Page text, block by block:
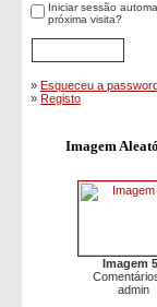
Iniciar sessão
próxima visita?
» Esqueceu a
» Registo
Imagem
Imagem
admin